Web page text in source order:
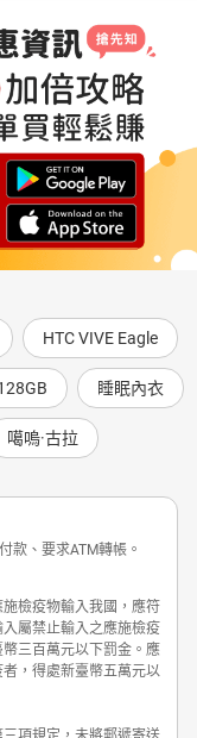
HTC VIVE Eagle
睡眠內衣
噶嗚·古拉
款、要求ATM轉帳。
檢疫物輸入我國，應符
屬禁止輸入之應施檢疫
三百萬元以下罰金。應
，得處新臺幣五萬元以